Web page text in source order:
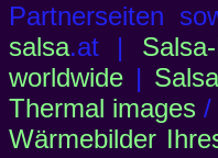
Partnerseiten
salsa.at |
worldwide |
Thermal images /
Wärmebilder